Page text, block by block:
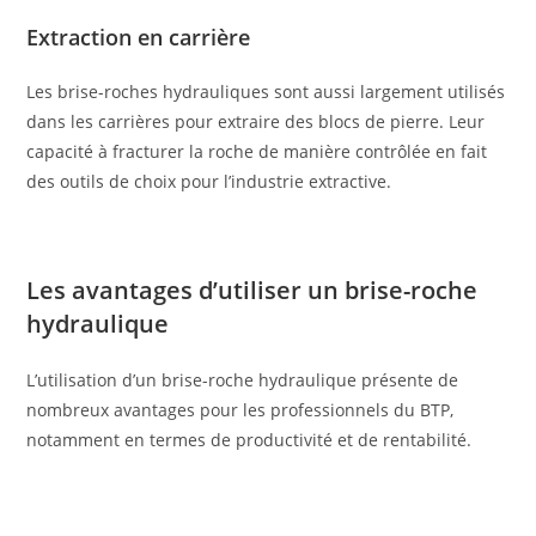
Extraction en carrière
Les brise-roches hydrauliques sont aussi largement utilisés
dans les carrières pour extraire des blocs de pierre. Leur
capacité à fracturer la roche de manière contrôlée en fait
des outils de choix pour l’industrie extractive.
Les avantages d’utiliser un brise-roche
hydraulique
L’utilisation d’un brise-roche hydraulique présente de
nombreux avantages pour les professionnels du BTP,
notamment en termes de productivité et de rentabilité.